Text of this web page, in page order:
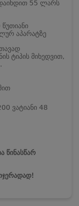
55 ლარს
აპარატზე
ტიპის მიხედვით,
ვატიანი 48
წინასწარ